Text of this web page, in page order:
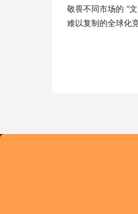
敬畏不同市场的 “
难以复制的全球化